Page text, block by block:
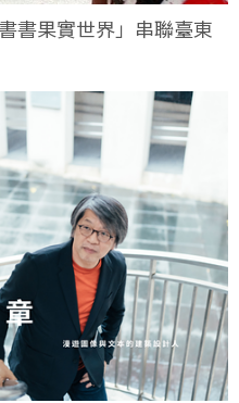
書果實世界」串聯臺東